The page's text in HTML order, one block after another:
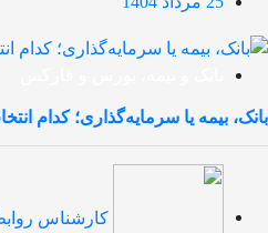
بانک، بیمه یا سرمایه‌گذاری؛ کدام
کارشناس